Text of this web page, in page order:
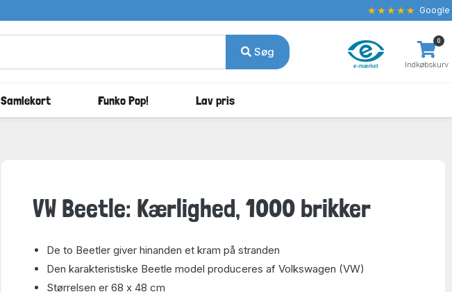
★★★★★ Google
Søg
Indkøbskurv
0
Samlekort Funko Pop! Lav pris
VW Beetle: Kærlighed, 1000 brikker
De to Beetler giver hinanden et kram på stranden
Den karakteristiske Beetle model produceres af Volkswagen (VW)
Størrelsen er 68 x 48 cm